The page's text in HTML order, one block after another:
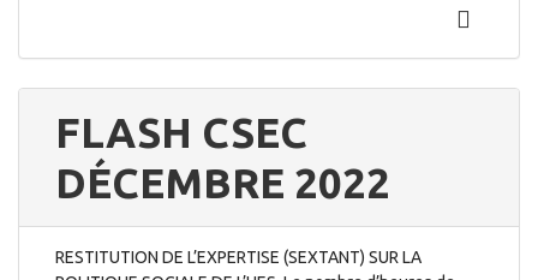
FLASH CSEC
DÉCEMBRE 2022
RESTITUTION DE L’EXPERTISE (SEXTANT) SUR LA